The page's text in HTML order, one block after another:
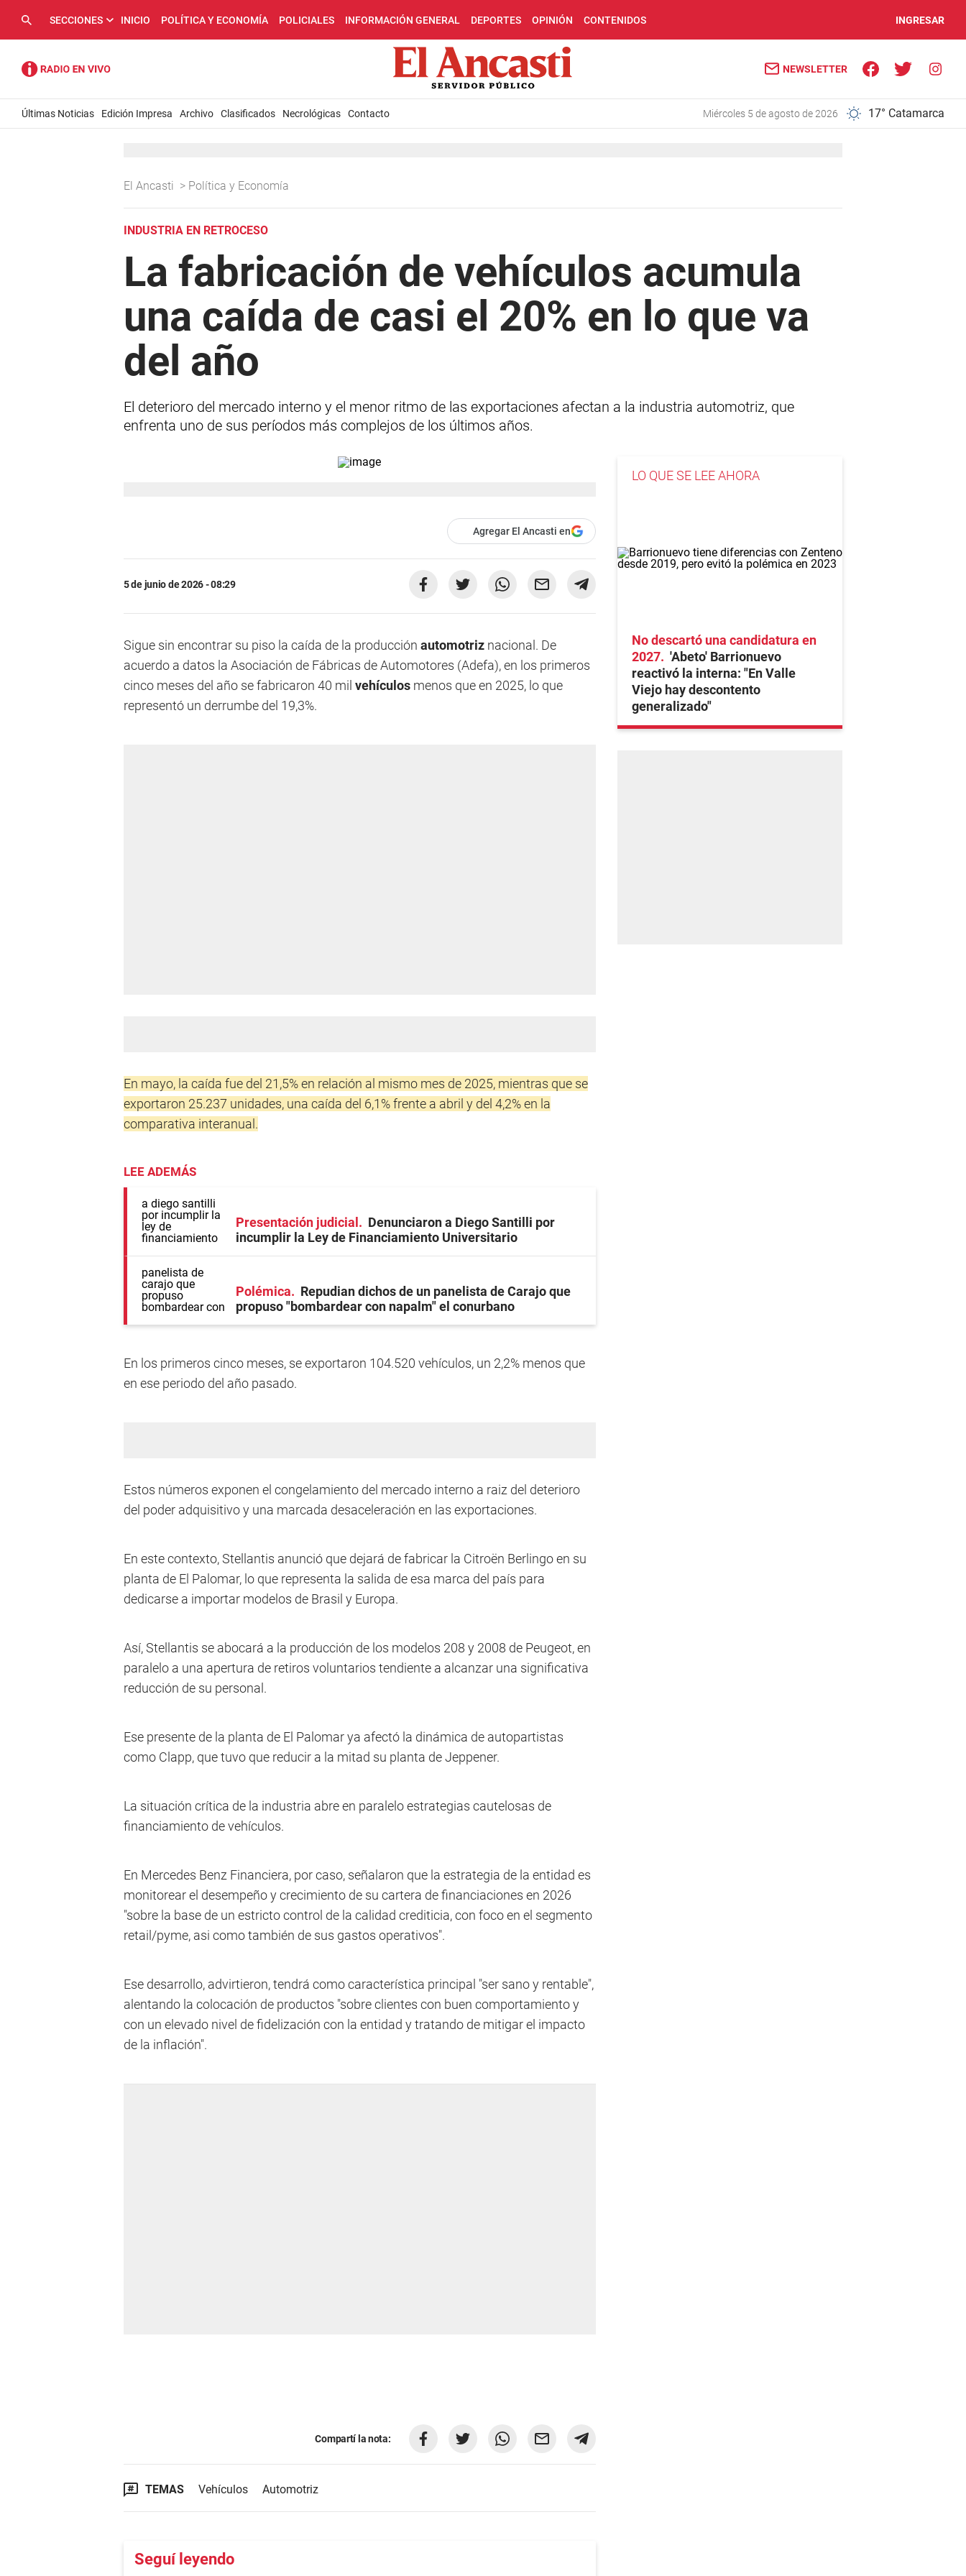
SECCIONES INICIO POLÍTICA Y ECONOMÍA POLICIALES INFORMACIÓN GENERAL DEPORTES OPINIÓN CONTENIDOS INGRESAR
NEWSLETTER
Últimas Noticias Edición Impresa Archivo Clasificados Necrológicas Contacto miércoles 5 de agosto de 2026 17° Catamarca
El Ancasti > Política y Economía
INDUSTRIA EN RETROCESO
La fabricación de vehículos acumula
una caída de casi el 20% en lo que va
del año
El deterioro del mercado interno y el menor ritmo de las exportaciones afectan a la industria automotriz, que
enfrenta uno de sus períodos más complejos de los últimos años.
Agregar El Ancasti en
5 de junio de 2026 - 08:29
Sigue sin encontrar su piso la caída de la producción automotriz nacional. De
acuerdo a datos la Asociación de Fábricas de Automotores (Adefa), en los primeros
cinco meses del año se fabricaron 40 mil vehículos menos que en 2025, lo que
representó un derrumbe del 19,3%.
En mayo, la caída fue del 21,5% en relación al mismo mes de 2025, mientras que se
exportaron 25.237 unidades, una caída del 6,1% frente a abril y del 4,2% en la
comparativa interanual.
LEE ADEMÁS
Presentación judicial
Denunciaron a Diego Santilli por
incumplir la Ley de Financiamiento Universitario
Polémica
Repudian dichos de un panelista de Carajo que
propuso "bombardear con napalm" el conurbano
En los primeros cinco meses, se exportaron 104.520 vehículos, un 2,2% menos que
en ese periodo del año pasado.
Estos números exponen el congelamiento del mercado interno a raiz del deterioro
del poder adquisitivo y una marcada desaceleración en las exportaciones.
En este contexto, Stellantis anunció que dejará de fabricar la Citroën Berlingo en su
planta de El Palomar, lo que representa la salida de esa marca del país para
dedicarse a importar modelos de Brasil y Europa.
Así, Stellantis se abocará a la producción de los modelos 208 y 2008 de Peugeot, en
paralelo a una apertura de retiros voluntarios tendiente a alcanzar una significativa
reducción de su personal.
Ese presente de la planta de El Palomar ya afectó la dinámica de autopartistas
como Clapp, que tuvo que reducir a la mitad su planta de Jeppener.
La situación crítica de la industria abre en paralelo estrategias cautelosas de
financiamiento de vehículos.
En Mercedes Benz Financiera, por caso, señalaron que la estrategia de la entidad es
monitorear el desempeño y crecimiento de su cartera de financiaciones en 2026
"sobre la base de un estricto control de la calidad crediticia, con foco en el segmento
retail/pyme, asi como también de sus gastos operativos".
Ese desarrollo, advirtieron, tendrá como característica principal "ser sano y rentable",
alentando la colocación de productos "sobre clientes con buen comportamiento y
con un elevado nivel de fidelización con la entidad y tratando de mitigar el impacto
de la inflación".
Compartí la nota:
TEMAS Vehículos Automotriz
Seguí leyendo
LO QUE SE LEE AHORA
No descartó una candidatura en
2027
'Abeto' Barrionuevo
reactivó la interna: "En Valle
Viejo hay descontento
generalizado"